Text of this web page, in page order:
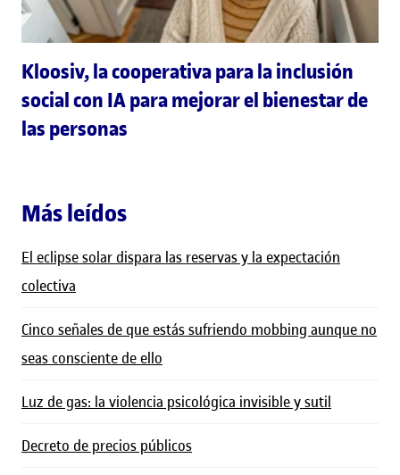
Kloosiv, la cooperativa para la inclusión
social con IA para mejorar el bienestar de
las personas
Más leídos
El eclipse solar dispara las reservas y la expectación
colectiva
Cinco señales de que estás sufriendo mobbing aunque no
seas consciente de ello
Luz de gas: la violencia psicológica invisible y sutil
Decreto de precios públicos